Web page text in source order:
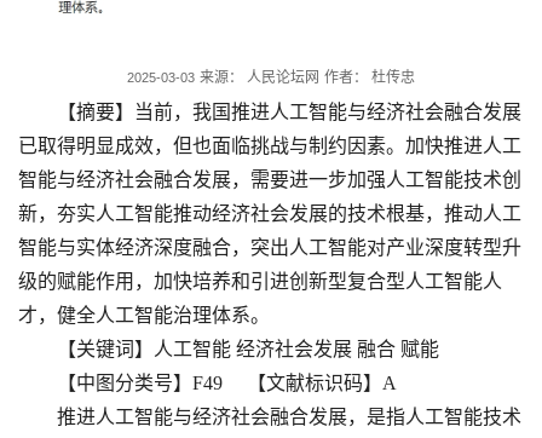
2025-03-03 来源： 人民论坛网 作者： 杜传忠
【摘要】当前，我国推进人工智能与经济社会融合发展
已取得明显成效，但也面临挑战与制约因素。加快推进人工
智能与经济社会融合发展，需要进一步加强人工智能技术创
新，夯实人工智能推动经济社会发展的技术根基，推动人工
智能与实体经济深度融合，突出人工智能对产业深度转型升
级的赋能作用，加快培养和引进创新型复合型人工智能人
才，健全人工智能治理体系。
【关键词】人工智能 经济社会发展 融合 赋能
【中图分类号】F49 【文献标识码】A
推进人工智能与经济社会融合发展，是指人工智能技术